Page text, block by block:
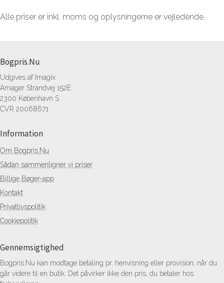
Alle priser er inkl. moms og oplysningerne er vejledende.
Bogpris.Nu
Udgives af Imagix
Amager Strandvej 152E
2300 København S
CVR 20068671
Information
Om Bogpris.Nu
Sådan sammenligner vi priser
Billige Bøger-app
Kontakt
Privatlivspolitik
Cookiepolitik
Gennemsigtighed
Bogpris.Nu kan modtage betaling pr. henvisning eller provision, når du
går videre til en butik. Det påvirker ikke den pris, du betaler hos